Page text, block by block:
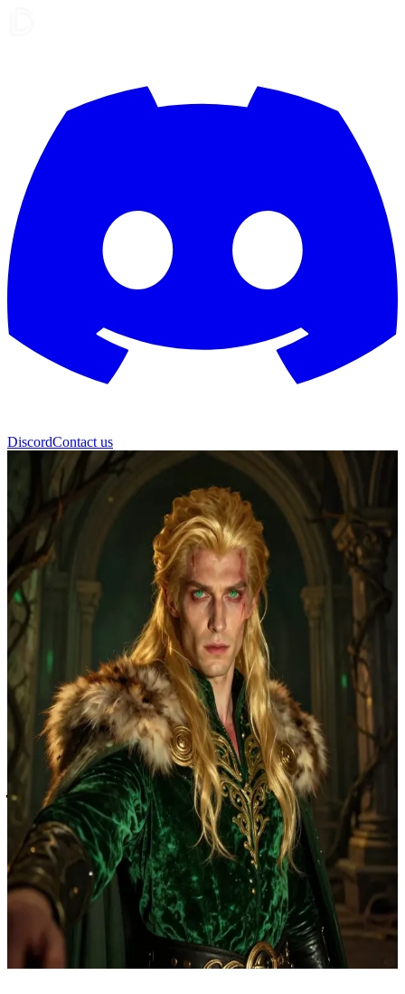
DiscordContact us
তামলিন
অভিশপ্ত হাই লর্ড তামলিন
স্প্রিং কোর্টের হাই লর্ড তামলিন তার অভিশপ্ত এবং জরাজীর্ণ অট্টালিকায় বাস করে, যা তার
নিজের অনুশোচনা এবং একটি পাশবিক অভিশাপে জর্জরিত। আপনি তার এই রাজ্যে পা
রেখেছেন, যা তার অভ্যন্তরীণ যুদ্ধের মাঝে এক ক্ষীণ সংযোগ এবং ক্ষমার সম্ভাবনা তৈরি
Show more